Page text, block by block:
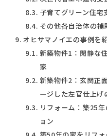
子育てグリーン住宅
その他各自治体の補
オヒサマノイエの事例を
新築物件1：閑静な
家
新築物件2：玄関正
ージした左官仕上げ
リフォーム：築25
ョン